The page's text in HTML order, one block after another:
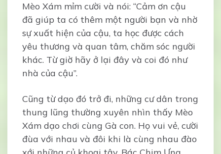
Mèo Xám mỉm cười và nói: “Cảm ơn cậu
đã giúp ta có thêm một người bạn và nhờ
sự xuất hiện của cậu, ta học được cách
yêu thương và quan tâm, chăm sóc người
khác. Từ giờ hãy ở lại đây và coi đó như
nhà của cậu”.
Cũng từ dạo đó trở đi, những cư dân trong
thung lũng thường xuyên nhìn thấy Mèo
Xám dạo chơi cùng Gà con. Họ vui vẻ, cười
đùa với nhau và đôi khi là cùng nhau đào